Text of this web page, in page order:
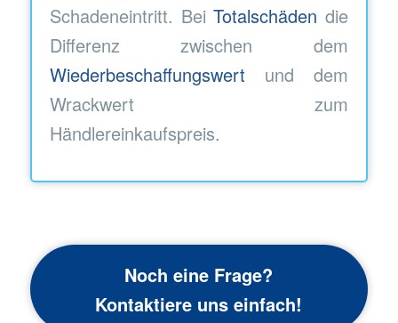
Schadeneintritt. BeiTotalschäden die
Differenz zwischen dem
Wiederbeschaffungswert und dem
Wrackwert zum
Händlereinkaufspreis.
Noch eine Frage?
Kontaktiere uns einfach!